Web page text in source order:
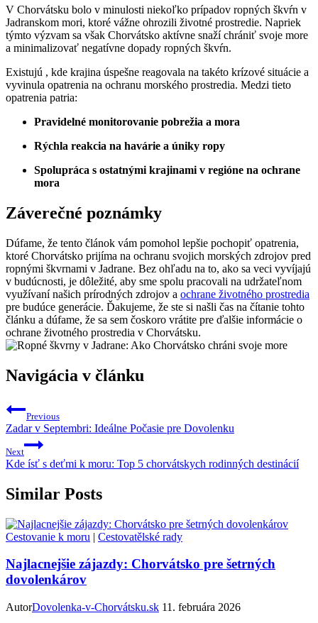
V Chorvátsku bolo v minulosti niekoľko prípadov ropných škvŕn v
Jadranskom mori, ktoré vážne ohrozili životné prostredie. Napriek
týmto výzvam sa však Chorvátsko aktívne snaží chrániť svoje more
a minimalizovať negatívne dopady ropných škvŕn.
Existujú , kde krajina úspešne reagovala na takéto krízové situácie a
vyvinula opatrenia na ochranu morského prostredia. Medzi tieto
opatrenia patria:
Pravidelné monitorovanie pobrežia a mora
Rýchla reakcia na havárie a úniky ropy
Spolupráca s ostatnými krajinami v regióne na ochrane
mora
Záverečné poznámky
Dúfame, že tento článok vám pomohol lepšie pochopiť opatrenia,
ktoré Chorvátsko prijíma na ochranu svojich morských zdrojov pred
ropnými škvrnami v Jadrane. Bez ohľadu na to, ako sa veci vyvíjajú
v budúcnosti, je dôležité, aby sme spolu pracovali na udržateľnom
využívaní našich prírodných zdrojov a ochrane životného prostredia
pre budúce generácie. Ďakujeme, že ste si našli čas na čítanie tohto
článku a dúfame, že sa sem čoskoro vrátite pre ďalšie informácie o
ochrane životného prostredia v Chorvátsku.
Navigácia v článku
Previous
Zadar v Septembri: Ideálne Počasie pre Dovolenku
Next
Kde ísť s deťmi k moru: Top 5 chorvátskych rodinných destinácií
Similar Posts
Cestovanie k moru | Cestovatělské rady
Najlacnejšie zájazdy: Chorvátsko pre šetrných
dovolenkárov
AutorDovolenka-v-Chorvátsku.sk 11. februára 2026